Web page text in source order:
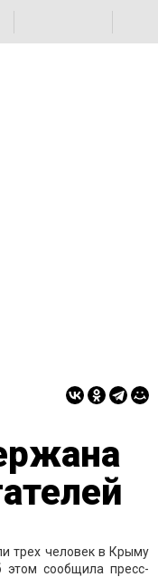
трех человек в Крыму
этом сообщила пресс-